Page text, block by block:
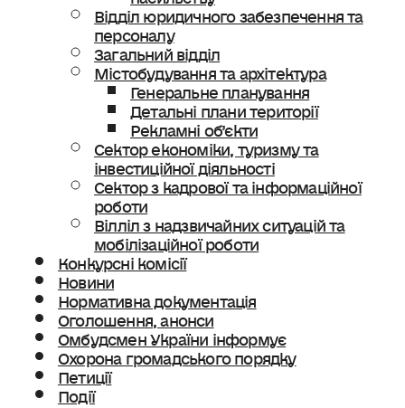
Відділ юридичного забезпечення та
персоналу
Загальний відділ
Містобудування та архітектура
Генеральне планування
Детальні плани території
Рекламні об’єкти
Сектор економіки, туризму та
інвестиційної діяльності
Сектор з кадрової та інформаційної
роботи
Вілліл з надзвичайних ситуацій та
мобілізаційної роботи
Конкурсні комісії
Новини
Нормативна документація
Оголошення, анонси
Омбудсмен України інформує
Охорона громадського порядку
Петиції
Події